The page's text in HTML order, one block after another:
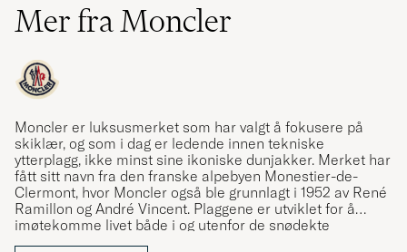
Mer fra Moncler
Moncler er luksusmerket som har valgt å fokusere på
skiklær, og som i dag er ledende innen tekniske
ytterplagg, ikke minst sine ikoniske dunjakker. Merket har
fått sitt navn fra den franske alpebyen Monestier-de-
Clermont, hvor Moncler også ble grunnlagt i 1952 av René
Ramillon og André Vincent. Plaggene er utviklet for å
imøtekomme livet både i og utenfor de snødekte
bakkene, og appellerer til både vintersportentusiaster og